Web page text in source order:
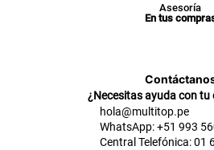
Asesoría
En tus
¿Necesitas ayuda con tu
hola@multitop.pe
WhatsApp: +51 993
Central Telefónica: 01